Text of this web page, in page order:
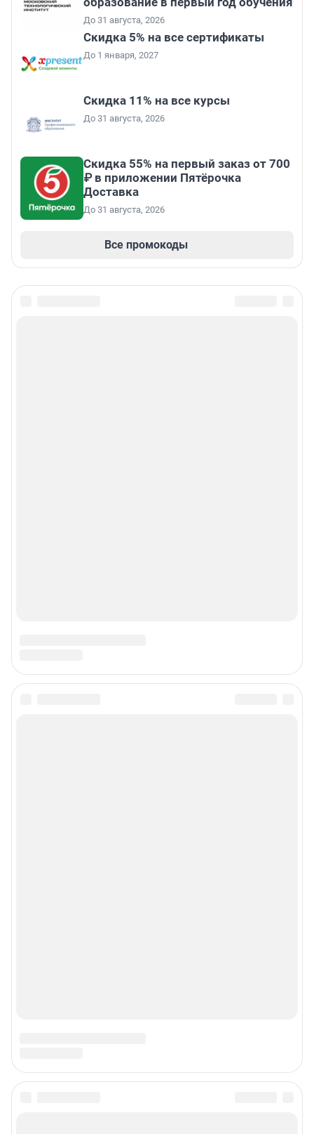
До 31 августа, 2026
Скидка 5% на все сертификаты
До 1 января, 2027
Скидка 11% на все курсы
До 31 августа, 2026
Скидка 55% на первый заказ от 700
₽ в приложении Пятёрочка
Доставка
До 31 августа, 2026
Все промокоды